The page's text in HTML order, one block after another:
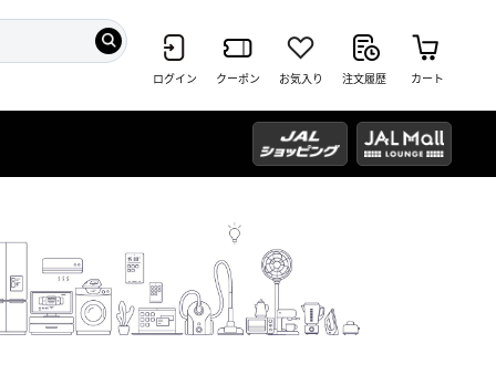
ログイン クーポン お気入り 注文履歴 カート